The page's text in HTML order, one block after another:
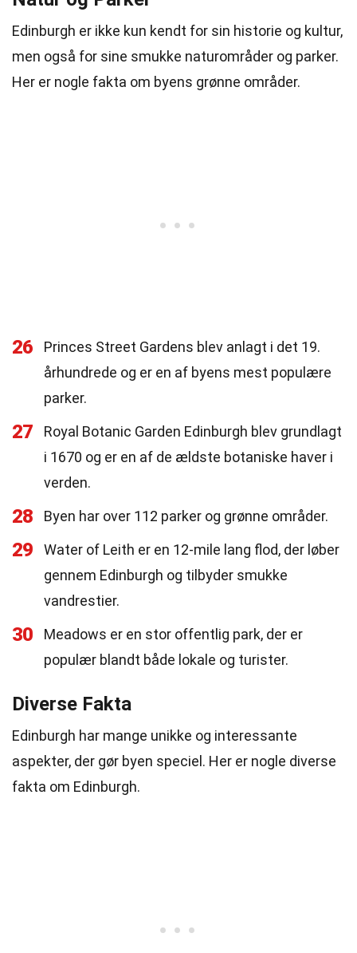
Edinburgh er ikke kun kendt for sin historie og kultur,
men også for sine smukke naturområder og parker.
Her er nogle fakta om byens grønne områder.
26
Princes Street Gardens blev anlagt i det 19.
århundrede og er en af byens mest populære
parker.
27
Royal Botanic Garden Edinburgh blev grundlagt
i 1670 og er en af de ældste botaniske haver i
verden.
28 Byen har over 112 parker og grønne områder.
29
Water of Leith er en 12-mile lang flod, der løber
gennem Edinburgh og tilbyder smukke
vandrestier.
30
Meadows er en stor offentlig park, der er
populær blandt både lokale og turister.
Diverse Fakta
Edinburgh har mange unikke og interessante
aspekter, der gør byen speciel. Her er nogle diverse
fakta om Edinburgh.